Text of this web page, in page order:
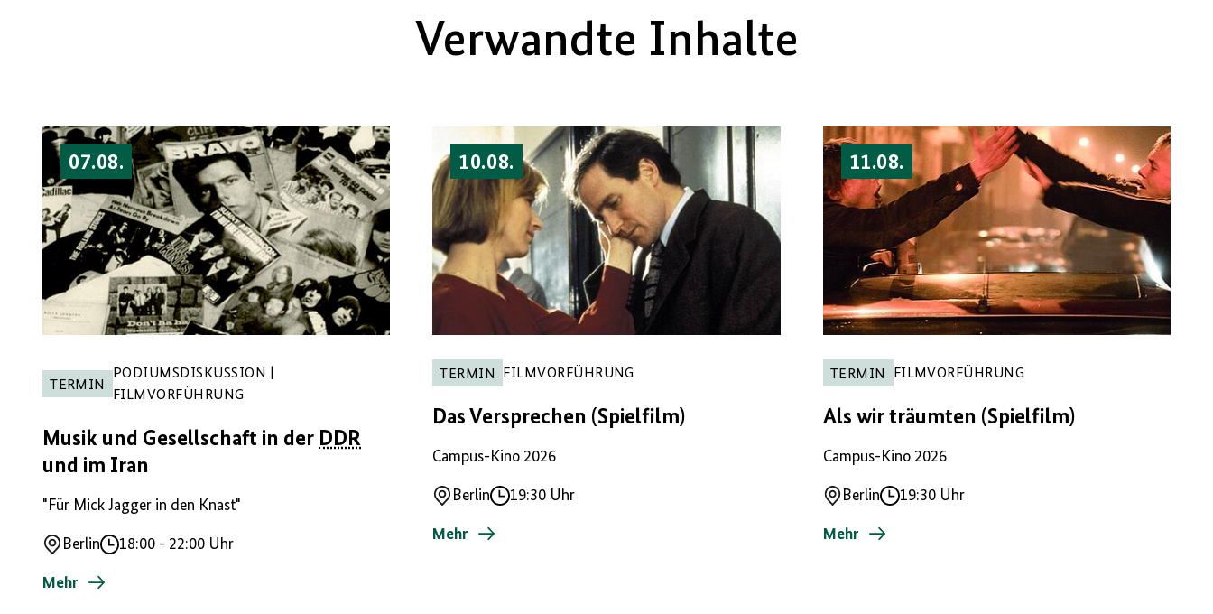
Verwandte Inhalte
07.08.
TERMIN
PODIUMSDISKUSSION |
FILMVORFÜHRUNG
Musik und Gesellschaft in der DDR
und im Iran
"Für Mick Jagger in den Knast"
Ort
Berlin
Uhrzeit
18:00 - 22:00 Uhr
Mehr
10.08.
TERMIN FILMVORFÜHRUNG
Das Versprechen (Spielfilm)
Campus-Kino 2026
Ort
Berlin
Uhrzeit
19:30 Uhr
Mehr
11.08.
TERMIN FILMVORFÜHRUNG
Als wir träumten (Spielfilm)
Campus-Kino 2026
Ort
Berlin
Uhrzeit
19:30 Uhr
Mehr